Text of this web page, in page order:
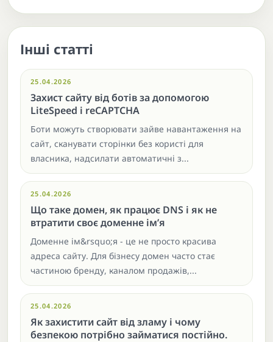
Інші статті
25.04.2026
Захист сайту від ботів за допомогою
LiteSpeed і reCAPTCHA
Боти можуть створювати зайве навантаження на
сайт, сканувати сторінки без користі для
власника, надсилати автоматичні з...
25.04.2026
Що таке домен, як працює DNS і як не
втратити своє доменне ім’я
Доменне ім&rsquo;я - це не просто красива
адреса сайту. Для бізнесу домен часто стає
частиною бренду, каналом продажів,...
25.04.2026
Як захистити сайт від зламу і чому
безпекою потрібно займатися постійно.